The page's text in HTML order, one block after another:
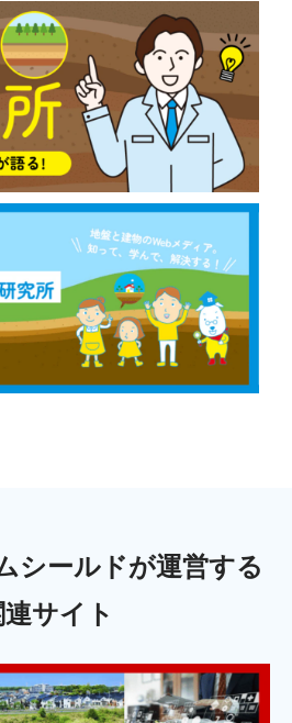
シールドが運営する
連サイト